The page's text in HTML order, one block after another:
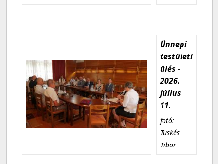
Ünnepi
testületi
ülés -
2026.
július
11.
fotó:
Tüskés
Tibor